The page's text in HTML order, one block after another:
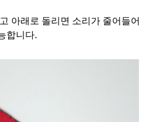
아래로 돌리면 소리가 줄어들어
합니다.